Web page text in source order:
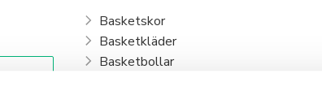
Basketskor
Basketkläder
Basketbollar